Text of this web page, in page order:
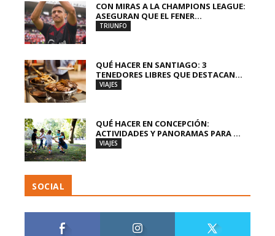
CON MIRAS A LA CHAMPIONS LEAGUE:
ASEGURAN QUE EL FENER...
TRIUNFO
QUÉ HACER EN SANTIAGO: 3
TENEDORES LIBRES QUE DESTACAN...
VIAJES
QUÉ HACER EN CONCEPCIÓN:
ACTIVIDADES Y PANORAMAS PARA ...
VIAJES
SOCIAL